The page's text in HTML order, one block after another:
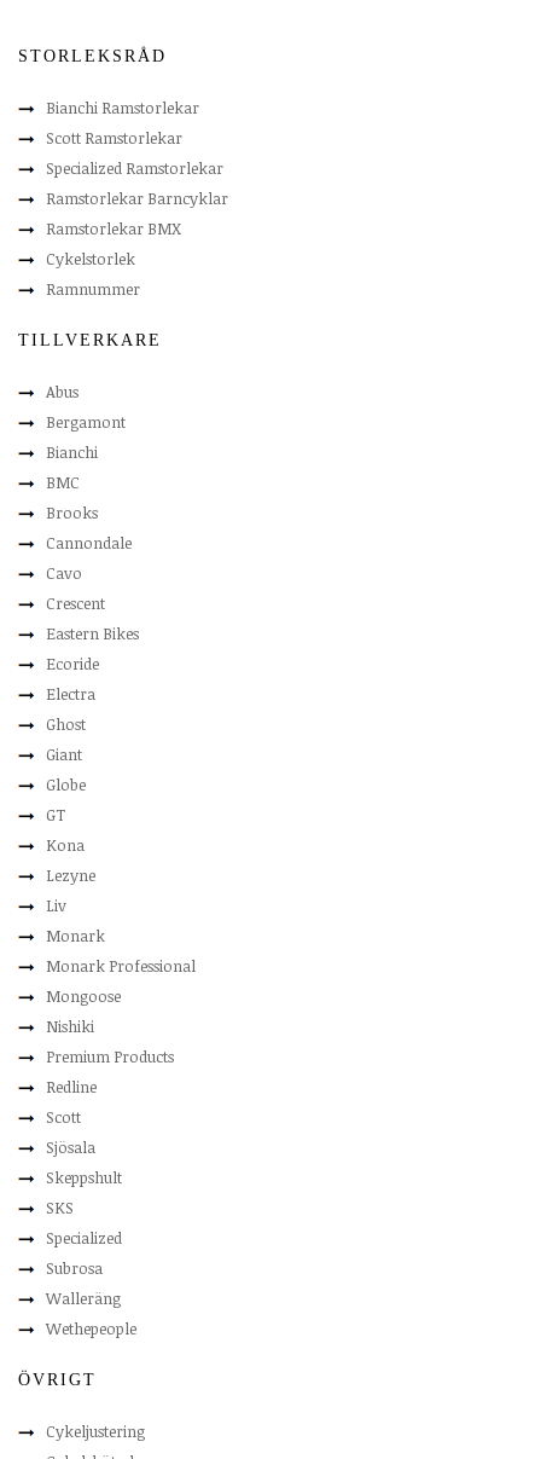
STORLEKSRÅD
Bianchi Ramstorlekar
Scott Ramstorlekar
Specialized Ramstorlekar
Ramstorlekar Barncyklar
Ramstorlekar BMX
Cykelstorlek
Ramnummer
TILLVERKARE
Abus
Bergamont
Bianchi
BMC
Brooks
Cannondale
Cavo
Crescent
Eastern Bikes
Ecoride
Electra
Ghost
Giant
Globe
GT
Kona
Lezyne
Liv
Monark
Monark Professional
Mongoose
Nishiki
Premium Products
Redline
Scott
Sjösala
Skeppshult
SKS
Specialized
Subrosa
Walleräng
Wethepeople
ÖVRIGT
Cykeljustering